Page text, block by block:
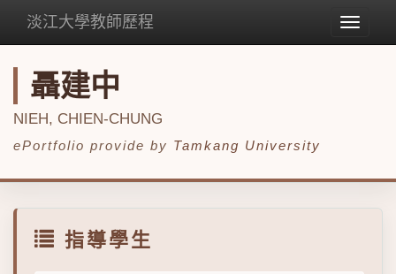
Toggle
淡江大學教師歷程
聶建中
NIEH, CHIEN-CHUNG
ePortfolio provide by Tamkang University
指導學生